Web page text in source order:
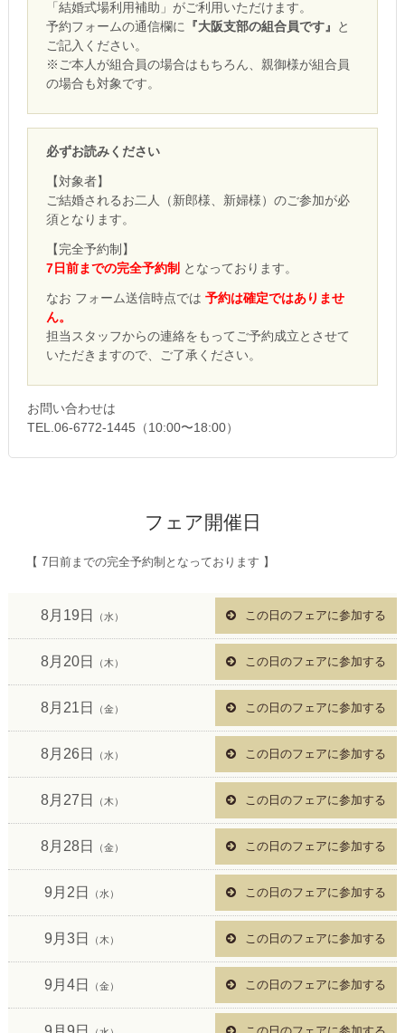
「結婚式場利用補助」がご利用いただけます。
予約フォームの通信欄に 『大阪支部の組合員です』
と
ご記入ください。
※ご本人が組合員の場合はもちろん、親御様が組合員
の場合も対象です。
必ずお読みください
【対象者】
ご結婚されるお二人（新郎様、新婦様）のご参加が必
須となります。
【完全予約制】
7日前までの完全予約制 となっております。
なお フォーム送信時点では 予約は確定ではありませ
ん。
担当スタッフからの連絡をもってご予約成立とさせて
いただきますので、ご了承ください。
お問い合わせは
TEL.06-6772-1445（10:00〜18:00）
フェア開催日
【 7日前までの完全予約制となっております 】
8月19日 （水） この日のフェアに参加する
8月20日 （木） この日のフェアに参加する
8月21日 （金） この日のフェアに参加する
8月26日 （水） この日のフェアに参加する
8月27日 （木） この日のフェアに参加する
8月28日 （金） この日のフェアに参加する
9月2日 （水） この日のフェアに参加する
9月3日 （木） この日のフェアに参加する
9月4日 （金） この日のフェアに参加する